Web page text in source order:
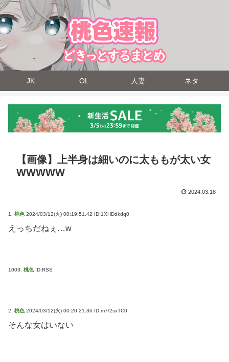
JK OL 人妻 ネタ
【画像】上半身は細いのに太ももが太い女
WWWWW
2024.03.18
1: 桃色 2024/03/12(火) 00:19:51.42 ID:1XHDdkdq0
えっちだねぇ…w
1003: 桃色 ID:RSS
2: 桃色 2024/03/12(火) 00:20:21.36 ID:m7/2sxTC0
そんな女はいない